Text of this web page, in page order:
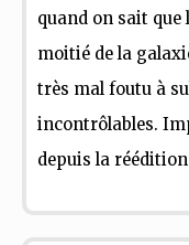
quand on sait
moitié de la
très mal foutu à
incontrôlables.
depuis la